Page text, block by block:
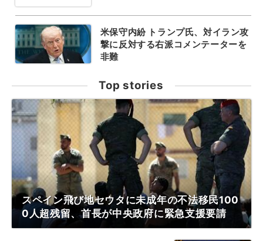
米保守内紛 トランプ氏、対イラン攻
撃に反対する右派コメンテーターを
非難
Top stories
スペイン飛び地セウタに未成年の不法移民100
0人超残留、首長が中央政府に緊急支援要請